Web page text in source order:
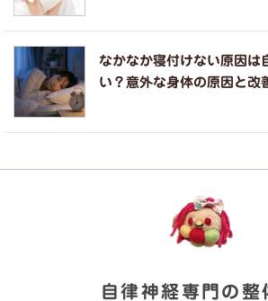
なかなか寝付けない原因は
い？意外な身体の原因と改
自律神経専門の整